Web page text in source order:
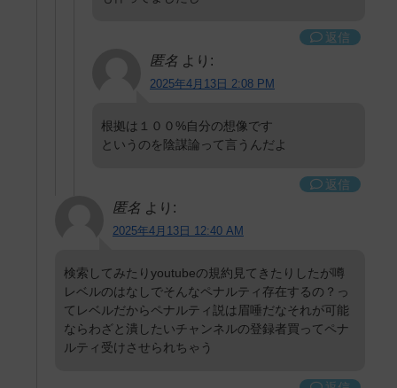
返信
匿名 より:
2025年4月13日 2:08 PM
根拠は１００%自分の想像です
というのを陰謀論って言うんだよ
返信
匿名 より:
2025年4月13日 12:40 AM
検索してみたりyoutubeの規約見てきたりしたが噂
レベルのはなしでそんなペナルティ存在するの？っ
てレベルだからペナルティ説は眉唾だなそれが可能
ならわざと潰したいチャンネルの登録者買ってペナ
ルティ受けさせられちゃう